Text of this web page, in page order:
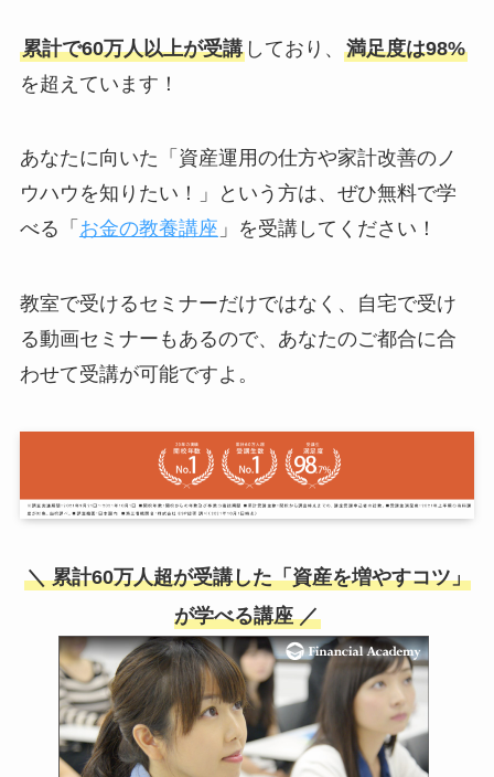
累計で60万人以上が受講しており、 満足度は98%
を超えています！
あなたに向いた「資産運用の仕方や家計改善のノ
ウハウを知りたい！」という方は、ぜひ無料で学
べる「 お金の教養講座 」を受講してください！
教室で受けるセミナーだけではなく、自宅で受け
る動画セミナーもあるので、あなたのご都合に合
わせて受講が可能ですよ。
＼ 累計60万人超が受講した「資産を増やすコツ」
が学べる講座 ／